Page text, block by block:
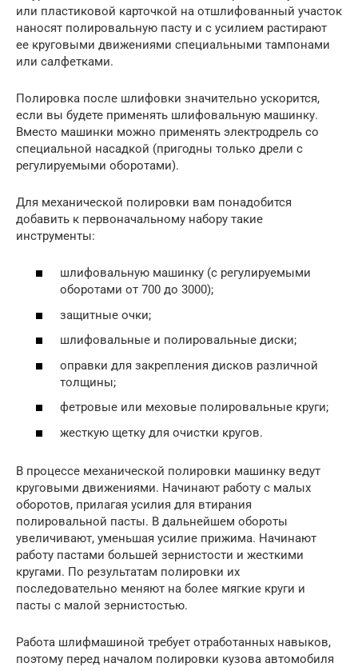
или пластиковой карточкой на отшлифованный участок
наносят полировальную пасту и с усилием растирают
ее круговыми движениями специальными тампонами
или салфетками.
Полировка после шлифовки значительно ускорится,
если вы будете применять шлифовальную машинку.
Вместо машинки можно применять электродрель со
специальной насадкой (пригодны только дрели с
регулируемыми оборотами).
Для механической полировки вам понадобится
добавить к первоначальному набору такие
инструменты:
шлифовальную машинку (с регулируемыми
оборотами от 700 до 3000);
защитные очки;
шлифовальные и полировальные диски;
оправки для закрепления дисков различной
толщины;
фетровые или меховые полировальные круги;
жесткую щетку для очистки кругов.
В процессе механической полировки машинку ведут
круговыми движениями. Начинают работу с малых
оборотов, прилагая усилия для втирания
полировальной пасты. В дальнейшем обороты
увеличивают, уменьшая усилие прижима. Начинают
работу пастами большей зернистости и жесткими
кругами. По результатам полировки их
последовательно меняют на более мягкие круги и
пасты с малой зернистостью.
Работа шлифмашиной требует отработанных навыков,
поэтому перед началом полировки кузова автомобиля